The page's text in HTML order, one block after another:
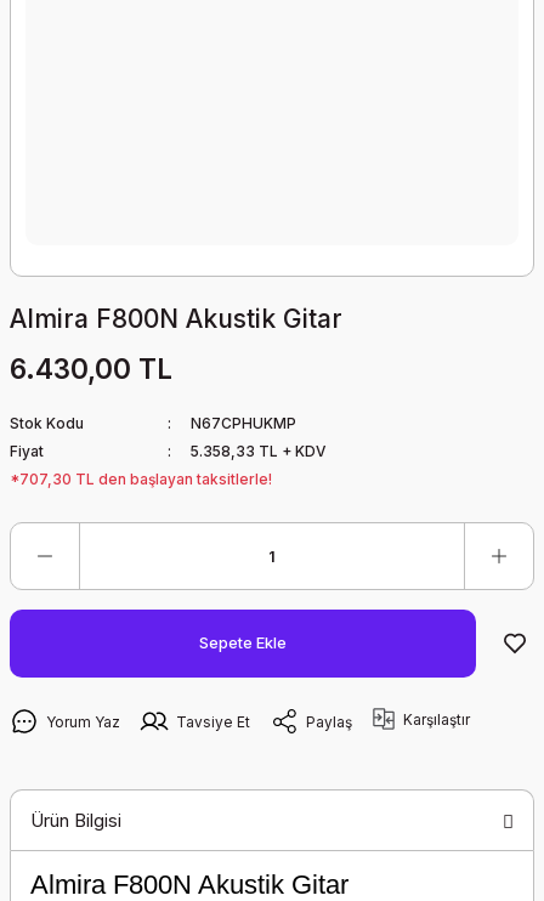
Almira F800N Akustik Gitar
6.430,00 TL
Stok Kodu
N67CPHUKMP
Fiyat
5.358,33 TL + KDV
*707,30 TL den başlayan taksitlerle!
Sepete Ekle
Yorum Yaz Tavsiye Et Paylaş Karşılaştır
Ürün Bilgisi
Almira F800N Akustik Gitar